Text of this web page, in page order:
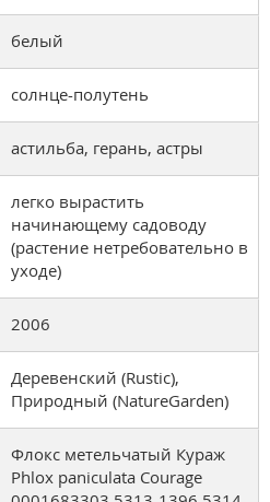
белый
солнце-полутень
астильба, герань, астры
легко вырастить
начинающему садоводу
(растение нетребовательно в
уходе)
2006
Деревенский (Rustic),
Природный (NatureGarden)
Флокс метельчатый Кураж
Phlox paniculata Courage